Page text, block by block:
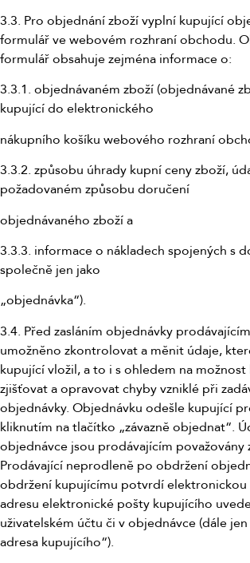
3.3. Pro objednání zboží vyplní kupující
formulář ve webovém rozhraní obchodu.
formulář obsahuje zejména informace o:
3.3.1. objednávaném zboží (objednávané
kupující do elektronického
nákupního košíku webového rozhraní
3.3.2. způsobu úhrady kupní ceny zboží,
požadovaném způsobu doručení
objednávaného zboží a
3.3.3. informace o nákladech spojených s
společně jen jako
„objednávka“).
3.4. Před zasláním objednávky
umožněno zkontrolovat a měnit údaje,
kupující vložil, a to i s ohledem na
zjišťovat a opravovat chyby vzniklé při
objednávky. Objednávku odešle kupující
kliknutím na tlačítko „závazně objednat“.
objednávce jsou prodávajícím považovány
Prodávající neprodleně po obdržení
obdržení kupujícímu potvrdí elektronickou
adresu elektronické pošty kupujícího
uživatelském účtu či v objednávce (dále
adresa kupujícího“).